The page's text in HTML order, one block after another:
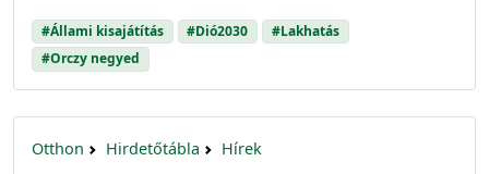
#Állami kisajátítás #Dió2030
#Lakhatás
#Orczy negyed
Otthon Hirdetőtábla Hírek